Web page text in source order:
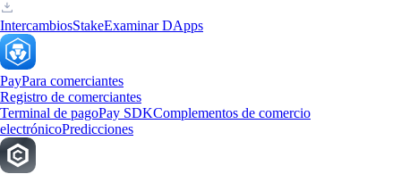
IntercambiosStakeExaminar DApps
PayPara comerciantes
Registro de comerciantes
Terminal de pagoPay SDKComplementos de comercio
electrónicoPredicciones